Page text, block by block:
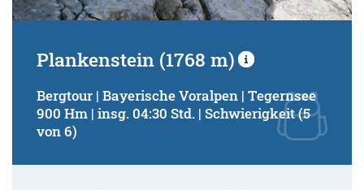
Plankenstein (1768 m)
Bergtour | Bayerische Voralpen | Tegernsee
900 Hm | insg. 04:30 Std. | Schwierigkeit (5
von 6)